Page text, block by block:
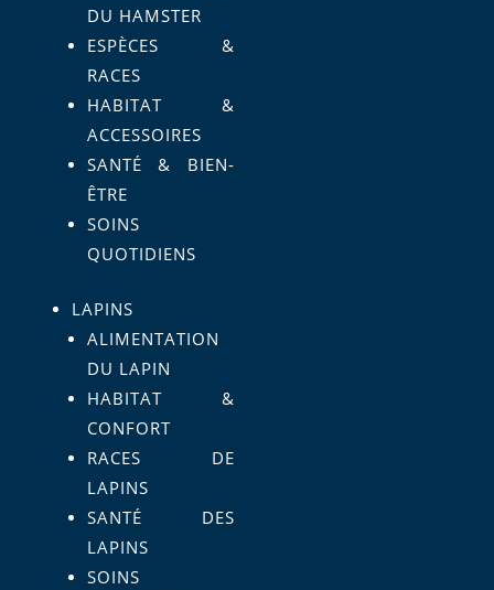
DU HAMSTER
ESPÈCES &
RACES
HABITAT &
ACCESSOIRES
SANTÉ & BIEN-
ÊTRE
SOINS
QUOTIDIENS
LAPINS
ALIMENTATION
DU LAPIN
HABITAT &
CONFORT
RACES DE
LAPINS
SANTÉ DES
LAPINS
SOINS